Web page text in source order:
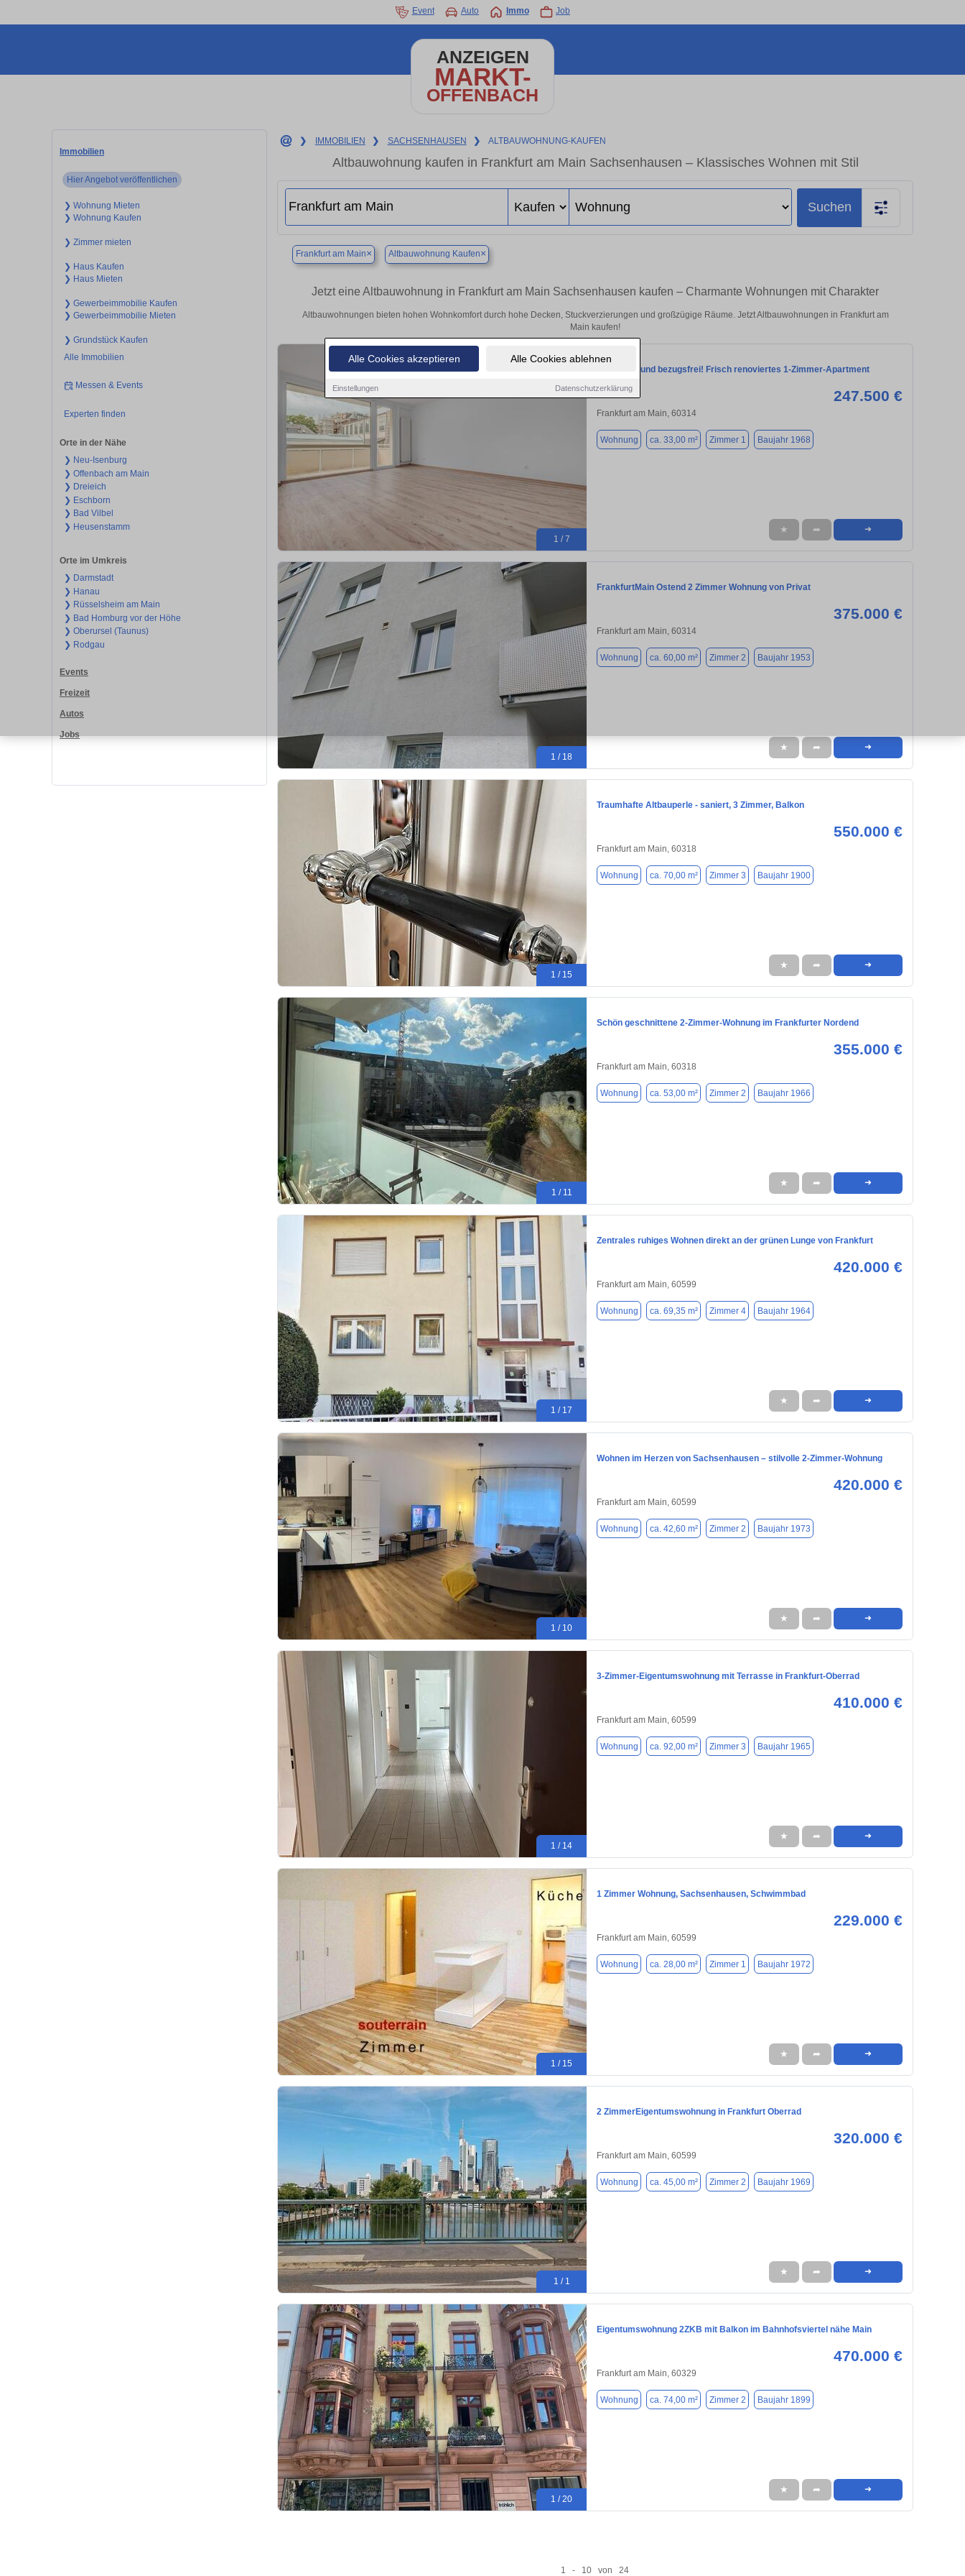
Alle Cookies akzeptieren Alle Cookies ablehnen
Einstellungen Datenschutzerklärung
Event Auto Immo Job
ANZEIGEN
MARKT-
OFFENBACH
Immobilien
Hier Angebot veröffentlichen
❯ Wohnung Mieten
❯ Wohnung Kaufen
❯ Zimmer mieten
❯ Haus Kaufen
❯ Haus Mieten
❯ Gewerbeimmobilie Kaufen
❯ Gewerbeimmobilie Mieten
❯ Grundstück Kaufen
Alle Immobilien
Messen & Events
Experten finden
Orte in der Nähe
❯ Neu-Isenburg
❯ Offenbach am Main
❯ Dreieich
❯ Eschborn
❯ Bad Vilbel
❯ Heusenstamm
Orte im Umkreis
❯ Darmstadt
❯ Hanau
❯ Rüsselsheim am Main
❯ Bad Homburg vor der Höhe
❯ Oberursel (Taunus)
❯ Rodgau
Events
Freizeit
Autos
Jobs
❯ IMMOBILIEN ❯ SACHSENHAUSEN ❯ ALTBAUWOHNUNG-KAUFEN
Altbauwohnung kaufen in Frankfurt am Main Sachsenhausen – Klassisches Wohnen mit Stil
Suchen
Frankfurt am Main× Altbauwohnung Kaufen×
Jetzt eine Altbauwohnung in Frankfurt am Main Sachsenhausen kaufen – Charmante Wohnungen mit Charakter
Altbauwohnungen bieten hohen Wohnkomfort durch hohe Decken, Stuckverzierungen und großzügige Räume. Jetzt Altbauwohnungen in Frankfurt am
Main kaufen!
1 / 7
Provision- und bezugsfrei! Frisch renoviertes 1‑Zimmer‑Apartment
247.500 €
Frankfurt am Main, 60314
Wohnung ca. 33,00 m² Zimmer 1 Baujahr 1968
★ ➦ ➜
1 / 18
FrankfurtMain Ostend 2 Zimmer Wohnung von Privat
375.000 €
Frankfurt am Main, 60314
Wohnung ca. 60,00 m² Zimmer 2 Baujahr 1953
★ ➦ ➜
1 / 15
Traumhafte Altbauperle - saniert, 3 Zimmer, Balkon
550.000 €
Frankfurt am Main, 60318
Wohnung ca. 70,00 m² Zimmer 3 Baujahr 1900
★ ➦ ➜
1 / 11
Schön geschnittene 2‑Zimmer‑Wohnung im Frankfurter Nordend
355.000 €
Frankfurt am Main, 60318
Wohnung ca. 53,00 m² Zimmer 2 Baujahr 1966
★ ➦ ➜
1 / 17
Zentrales ruhiges Wohnen direkt an der grünen Lunge von Frankfurt
420.000 €
Frankfurt am Main, 60599
Wohnung ca. 69,35 m² Zimmer 4 Baujahr 1964
★ ➦ ➜
1 / 10
Wohnen im Herzen von Sachsenhausen – stilvolle 2-Zimmer-Wohnung
420.000 €
Frankfurt am Main, 60599
Wohnung ca. 42,60 m² Zimmer 2 Baujahr 1973
★ ➦ ➜
1 / 14
3-Zimmer-Eigentumswohnung mit Terrasse in Frankfurt-Oberrad
410.000 €
Frankfurt am Main, 60599
Wohnung ca. 92,00 m² Zimmer 3 Baujahr 1965
★ ➦ ➜
1 / 15
1 Zimmer Wohnung, Sachsenhausen, Schwimmbad
229.000 €
Frankfurt am Main, 60599
Wohnung ca. 28,00 m² Zimmer 1 Baujahr 1972
★ ➦ ➜
1 / 1
2 ZimmerEigentumswohnung in Frankfurt Oberrad
320.000 €
Frankfurt am Main, 60599
Wohnung ca. 45,00 m² Zimmer 2 Baujahr 1969
★ ➦ ➜
1 / 20
Eigentumswohnung 2ZKB mit Balkon im Bahnhofsviertel nähe Main
470.000 €
Frankfurt am Main, 60329
Wohnung ca. 74,00 m² Zimmer 2 Baujahr 1899
★ ➦ ➜
1 - 10 von 24